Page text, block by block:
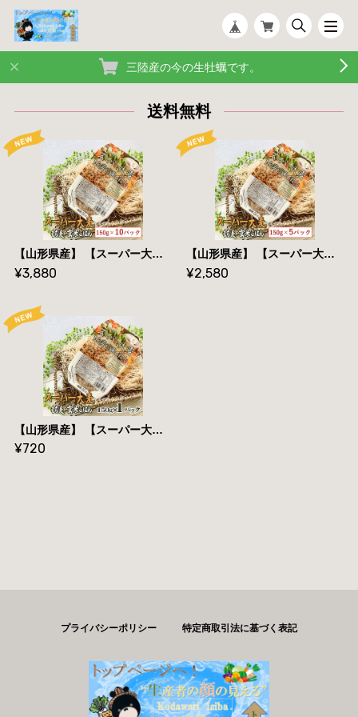
三陸産の今の生牡蠣です。
送料無料
【山形県産】 【スーパー大麦 もち麦・玄米ごはん 150g×１０パック】【 送料無料】
¥3,880
【山形県産】 【スーパー大麦 もち麦・玄米ごはん 150g×５パック】【 送料無料】
¥2,580
【山形県産】 【スーパー大麦 もち麦・玄米ごはん 150g×１パック】【 送料無料】 メール便
¥720
プライバシーポリシー 特定商取引法に基づく表記